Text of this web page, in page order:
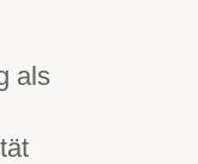
als